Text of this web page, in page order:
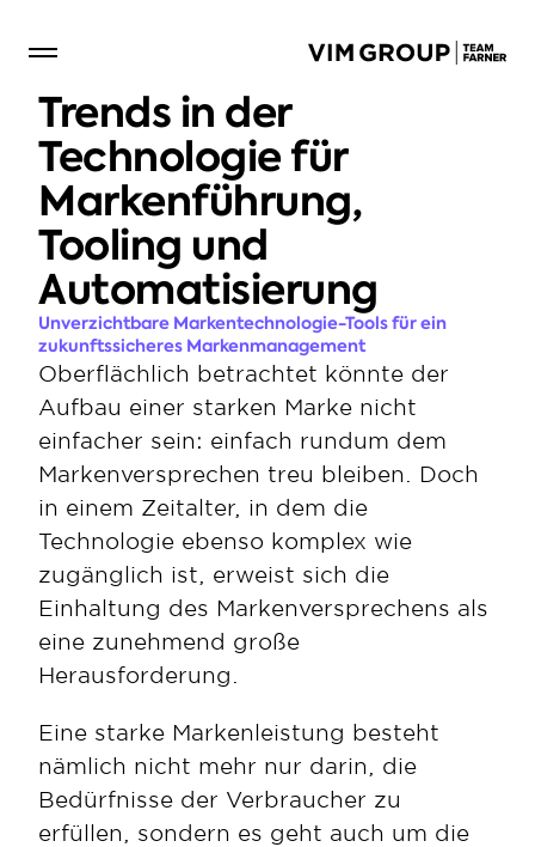
Trends in der
Technologie für
Markenführung,
Tooling und
Automatisierung
Unverzichtbare Markentechnologie-Tools für ein
zukunftssicheres Markenmanagement
Oberflächlich betrachtet könnte der
Aufbau einer starken Marke nicht
einfacher sein: einfach rundum dem
Markenversprechen treu bleiben. Doch
in einem Zeitalter, in dem die
Technologie ebenso komplex wie
zugänglich ist, erweist sich die
Einhaltung des Markenversprechens als
eine zunehmend große
Herausforderung.
Eine starke Markenleistung besteht
nämlich nicht mehr nur darin, die
Bedürfnisse der Verbraucher zu
erfüllen, sondern es geht auch um die